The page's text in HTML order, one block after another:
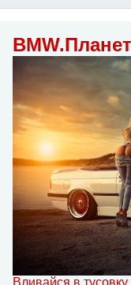
Вливайся в тусовку